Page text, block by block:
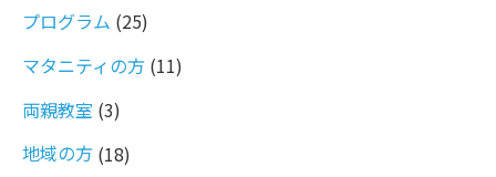
プログラム (25)
マタニティの方 (11)
両親教室 (3)
地域の方 (18)